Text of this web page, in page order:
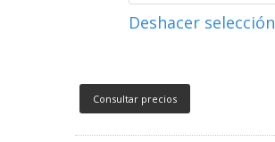
Deshacer selección
Consultar precios